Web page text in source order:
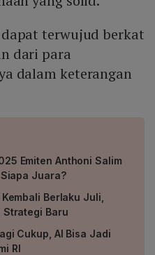
dapat terwujud berkat
dari para
dalam keterangan
Emiten Anthoni Salim
Juara?
Berlaku Juli,
Strategi Baru
Cukup, AI Bisa Jadi
RI